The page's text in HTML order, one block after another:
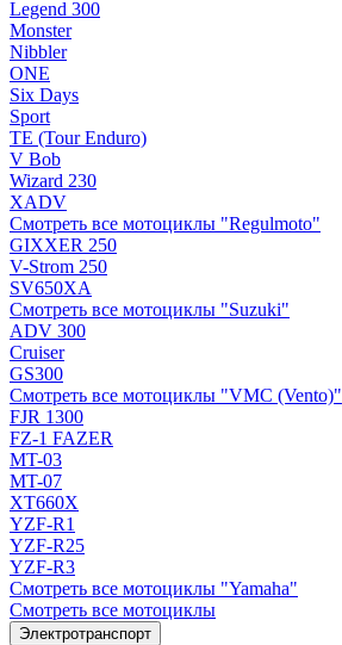
Legend 300
Monster
Nibbler
ONE
Six Days
Sport
TE (Tour Enduro)
V Bob
Wizard 230
XADV
Смотреть все мотоциклы "Regulmoto"
GIXXER 250
V-Strom 250
SV650XA
Смотреть все мотоциклы "Suzuki"
ADV 300
Cruiser
GS300
Смотреть все мотоциклы "VMC (Vento)"
FJR 1300
FZ-1 FAZER
MT-03
MT-07
XT660X
YZF-R1
YZF-R25
YZF-R3
Смотреть все мотоциклы "Yamaha"
Смотреть все мотоциклы
Электротранспорт